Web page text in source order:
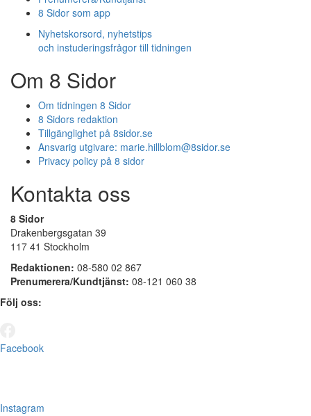
8 Sidor som app
Nyhetskorsord, nyhetstips
och instuderingsfrågor till tidningen
Om 8 Sidor
Om tidningen 8 Sidor
8 Sidors redaktion
Tillgänglighet på 8sidor.se
Ansvarig utgivare: marie.hillblom@8sidor.se
Privacy policy på 8 sidor
Kontakta oss
8 Sidor
Drakenbergsgatan 39
117 41 Stockholm
Redaktionen: 08-580 02 867
Prenumerera/Kundtjänst: 08-121 060 38
Följ oss:
Facebook
Instagram